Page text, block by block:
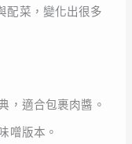
配菜，變化出很多
，適合包裹肉醬。
噌版本。